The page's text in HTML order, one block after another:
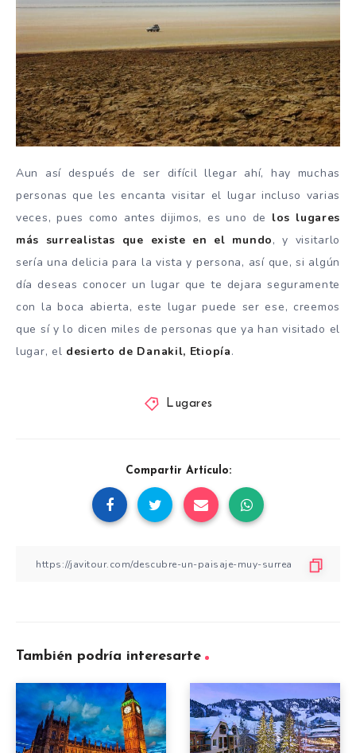
Aun así después de ser difícil llegar ahí, hay muchas
personas que les encanta visitar el lugar incluso varias
veces, pues como antes dijimos, es uno de los lugares
más surrealistas que existe en el mundo, y visitarlo
sería una delicia para la vista y persona, así que, si algún
día deseas conocer un lugar que te dejara seguramente
con la boca abierta, este lugar puede ser ese, creemos
que sí y lo dicen miles de personas que ya han visitado el
lugar, el desierto de Danakil, Etiopía.
Lugares
Compartir Artículo:
También podría interesarte